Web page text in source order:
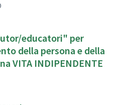
educatori" per
della persona e della
VITA INDIPENDENTE